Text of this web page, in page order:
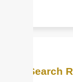
Search